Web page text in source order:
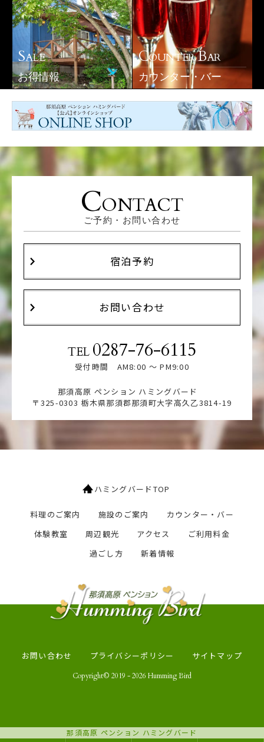
COUNTERBAR
カウンター・バー
SALE
お得情報
CONTACT
ご予約・お問い合わせ
宿泊予約
お問い合わせ
TEL 0287-76-6115
受付時間 AM8:00 ～ PM9:00
那須高原 ペンション ハミングバード
〒325-0303 栃木県那須郡那須町大字高久乙3814-19
ハミングバードTOP
料理のご案内 施設のご案内
カウンター・バー
体験教室
周辺観光 アクセス
ご利用料金
過ごし方
新着情報
お問い合わせ プライバシーポリシー サイトマップ
Copyright© 2019 - 2026 Humming Bird